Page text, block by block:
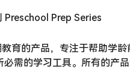
Preschool Prep Series
育的产品，专注于帮助学
需的学习工具。所有的产